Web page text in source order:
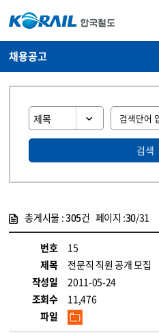
채용공고
검색
총게시물 :305건 페이지 :30/31
번호
15
제목
전문직 직원 공개 모집
작성일
2011-05-24
조회수
11,476
파일